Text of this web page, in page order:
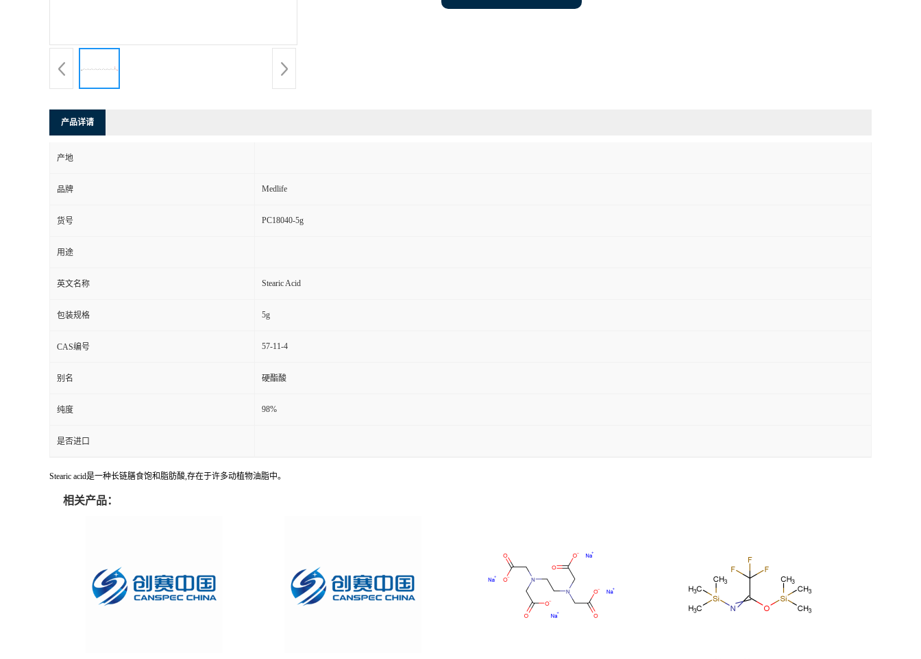
产品详请
产地
品牌 Medlife
货号 PC18040-5g
用途
英文名称 Stearic Acid
包装规格 5g
CAS编号 57-11-4
别名 硬酯酸
纯度 98%
是否进口
Stearic acid是一种长链膳食饱和脂肪酸,存在于许多动植物油脂中。
相关产品：